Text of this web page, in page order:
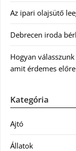
Az ipari olajsütő
Debrecen iroda
Hogyan
amit érdemes
Kategória
Ajtó
Állatok